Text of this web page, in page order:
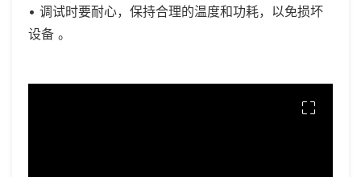
• 调试时要耐心，保持合理的温度和功耗，以免损坏
设备 。